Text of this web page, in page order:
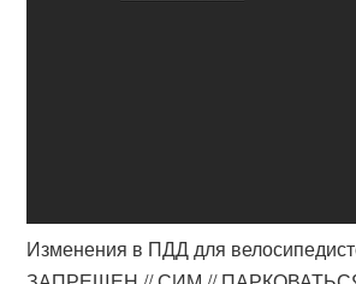
Изменения в ПДД для